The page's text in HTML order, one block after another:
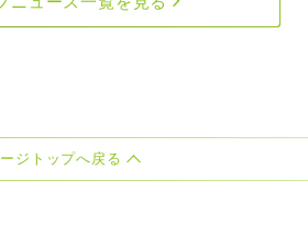
ジトップへ戻る